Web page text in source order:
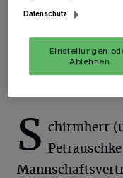
Der Landrat mit seinen
Ziehen der zweimal 24
S chirmherr
Datenschutz
Einstellungen
Ablehnen